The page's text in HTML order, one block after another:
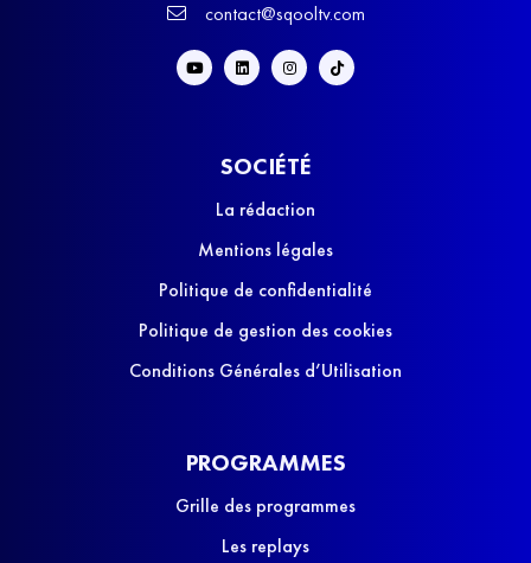
contact@sqooltv.com
SOCIÉTÉ
La rédaction
Mentions légales
Politique de confidentialité
Politique de gestion des cookies
Conditions Générales d’Utilisation
PROGRAMMES
Grille des programmes
Les replays